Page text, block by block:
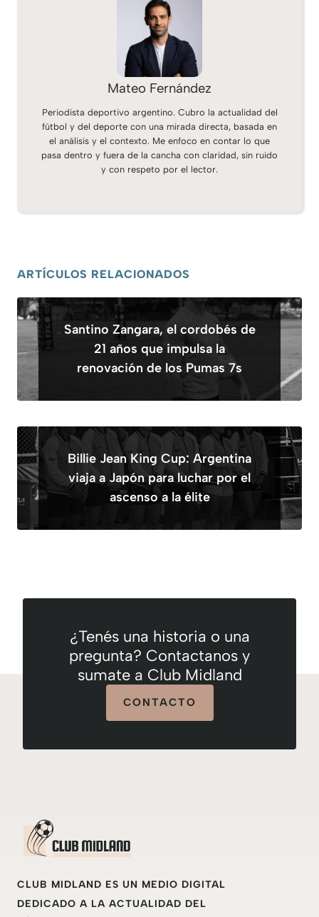
Mateo Fernández
Periodista deportivo argentino. Cubro la actualidad del
fútbol y del deporte con una mirada directa, basada en
el análisis y el contexto. Me enfoco en contar lo que
pasa dentro y fuera de la cancha con claridad, sin ruido
y con respeto por el lector.
ARTÍCULOS RELACIONADOS
Santino Zangara, el cordobés de
21 años que impulsa la
renovación de los Pumas 7s
Billie Jean King Cup: Argentina
viaja a Japón para luchar por el
ascenso a la élite
¿Tenés una historia o una
pregunta? Contactanos y
sumate a Club Midland
CONTACTO
CLUB MIDLAND ES UN MEDIO DIGITAL
DEDICADO A LA ACTUALIDAD DEL